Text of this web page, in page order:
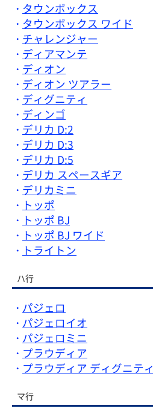
タウンボックス
タウンボックス ワイド
チャレンジャー
ディアマンテ
ディオン
ディオン ツアラー
ディグニティ
ディンゴ
デリカ D:2
デリカ D:3
デリカ D:5
デリカ スペースギア
デリカミニ
トッポ
トッポ BJ
トッポ BJ ワイド
トライトン
ハ行
パジェロ
パジェロイオ
パジェロミニ
プラウディア
プラウディア ディグニティ
マ行